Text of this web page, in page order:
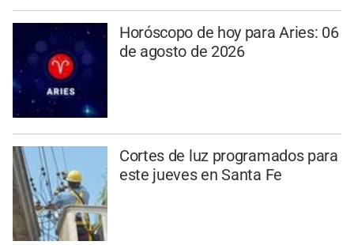
Horóscopo de hoy para Aries: 06
de agosto de 2026
Cortes de luz programados para
este jueves en Santa Fe